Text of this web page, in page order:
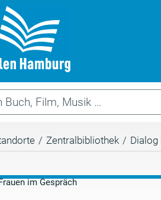
/ Zentralbibliothek / Dialog